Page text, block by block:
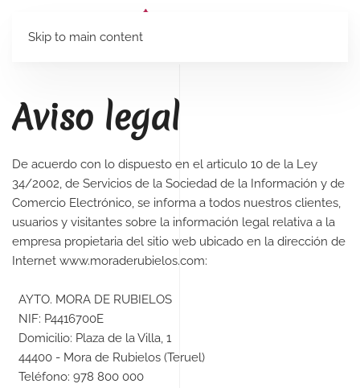
Skip to main content
Aviso legal
De acuerdo con lo dispuesto en el articulo 10 de la Ley
34/2002, de Servicios de la Sociedad de la Información y de
Comercio Electrónico, se informa a todos nuestros clientes,
usuarios y visitantes sobre la información legal relativa a la
empresa propietaria del sitio web ubicado en la dirección de
Internet www.moraderubielos.com:
AYTO. MORA DE RUBIELOS
NIF: P4416700E
Domicilio: Plaza de la Villa, 1
44400 - Mora de Rubielos (Teruel)
Teléfono: 978 800 000